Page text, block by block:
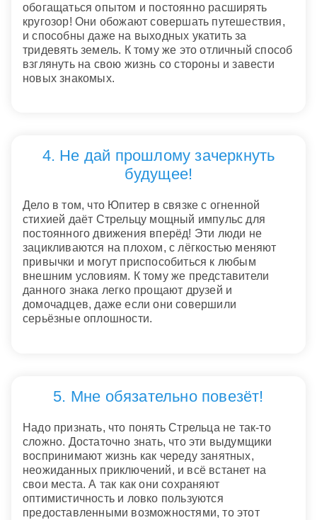
обогащаться опытом и постоянно расширять
кругозор! Они обожают совершать путешествия,
и способны даже на выходных укатить за
тридевять земель. К тому же это отличный способ
взглянуть на свою жизнь со стороны и завести
новых знакомых.
4. Не дай прошлому зачеркнуть
будущее!
Дело в том, что Юпитер в связке с огненной
стихией даёт Стрельцу мощный импульс для
постоянного движения вперёд! Эти люди не
зацикливаются на плохом, с лёгкостью меняют
привычки и могут приспособиться к любым
внешним условиям. К тому же представители
данного знака легко прощают друзей и
домочадцев, даже если они совершили
серьёзные оплошности.
5. Мне обязательно повезёт!
Надо признать, что понять Стрельца не так-то
сложно. Достаточно знать, что эти выдумщики
воспринимают жизнь как череду занятных,
неожиданных приключений, и всё встанет на
свои места. А так как они сохраняют
оптимистичность и ловко пользуются
предоставленными возможностями, то этот